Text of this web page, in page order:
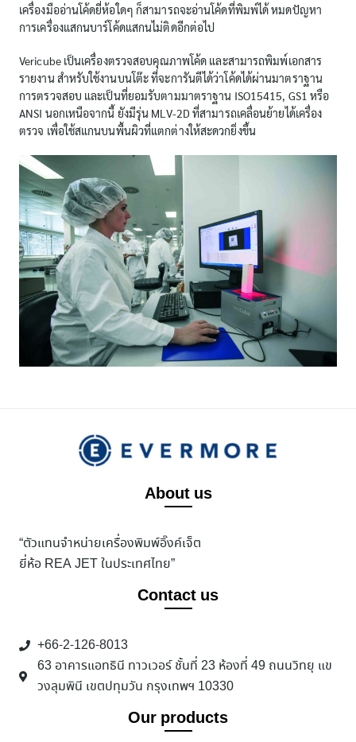
เครื่องมืออ่านโค้ดยี่ห้อใดๆ ก็สามารถจะอ่านโค้ดที่พิมพ์ได้ หมดปัญหา
การเครื่องแสกนบาร์โค้ดแสกนไม่ติดอีกต่อไป
Vericube เป็นเครื่องตรวจสอบคุณภาพโค้ด และสามารถพิมพ์เอกสาร
รายงาน สำหรับใช้งานบนโต๊ะ ที่จะการันตีได้ว่าโค้ดได้ผ่านมาตราฐาน
การตรวจสอบ และเป็นที่ยอมรับตามมาตราฐาน ISO15415, GS1 หรือ
ANSI นอกเหนือจากนี้ ยังมีรุ่น MLV-2D ที่สามารถเคลื่อนย้ายได้เครื่อง
ตรวจ เพื่อใช้สแกนบนพื้นผิวที่แตกต่างให้สะดวกยิ่งขึ้น
About us
“ตัวแทนจำหน่ายเครื่องพิมพ์อิ๊งค์เจ็ต
ยี่ห้อ REA JET ในประเทศไทย”
Contact us
+66-2-126-8013
63 อาคารแอทธินี ทาวเวอร์ ชั้นที่ 23 ห้องที่ 49 ถนนวิทยุ แข
วงลุมพินี เขตปทุมวัน กรุงเทพฯ 10330
Our products